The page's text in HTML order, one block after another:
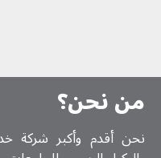
من نحن؟
نحن أقدم وأكبر شركة